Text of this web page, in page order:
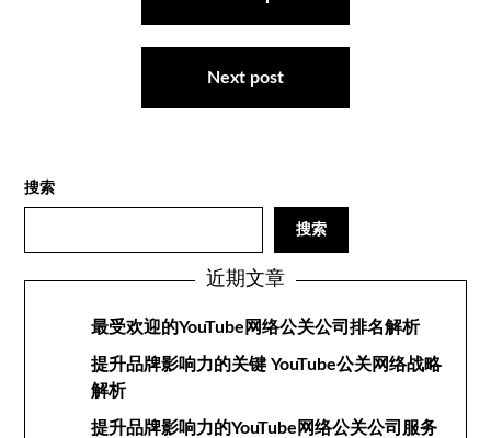
Next post
搜索
搜索
近期文章
最受欢迎的YouTube网络公关公司排名解析
提升品牌影响力的关键 YouTube公关网络战略
解析
提升品牌影响力的YouTube网络公关公司服务